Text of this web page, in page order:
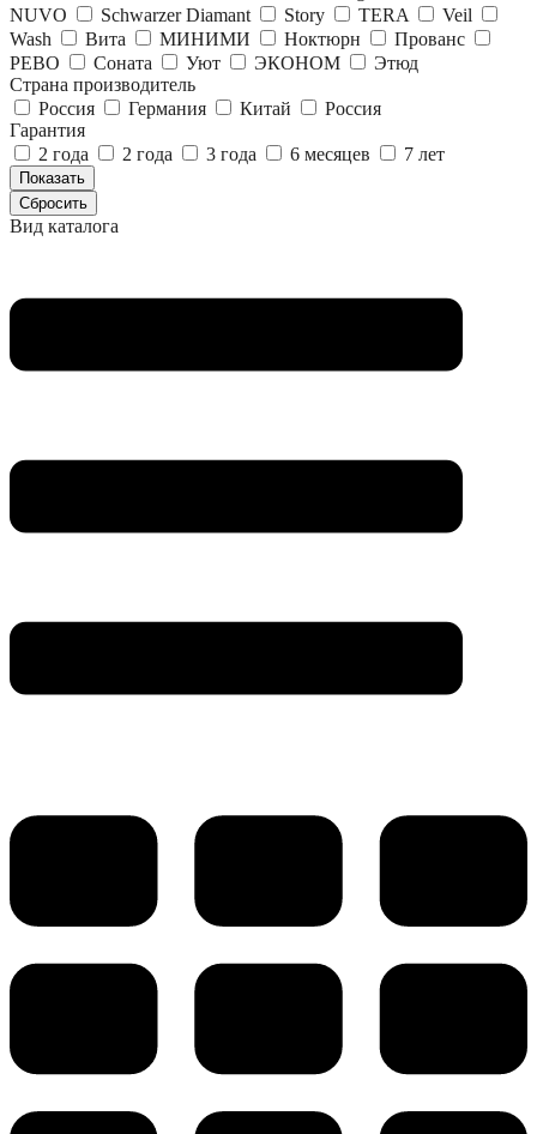
NUVO
Schwarzer Diamant Story TERA
Veil
Wash
Вита МИНИМИ Ноктюрн
Прованс
РЕВО
Соната Уют ЭКОНОМ
Этюд
Страна производитель
Россия
Германия Китай
Россия
Гарантия
2 года
2 года 3 года 6 месяцев 7 лет
Вид каталога